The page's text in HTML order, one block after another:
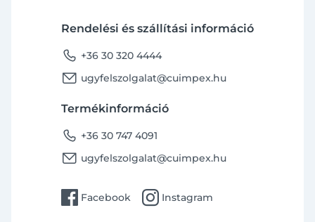
Rendelési és szállítási információ
phone +36 30 320 4444
email ugyfelszolgalat@cuimpex.hu
Termékinformáció
phone +36 30 747 4091
email ugyfelszolgalat@cuimpex.hu
facebook Facebook instagram Instagram